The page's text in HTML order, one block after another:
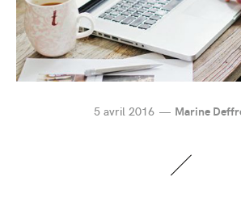
5 avril 2016 Marine